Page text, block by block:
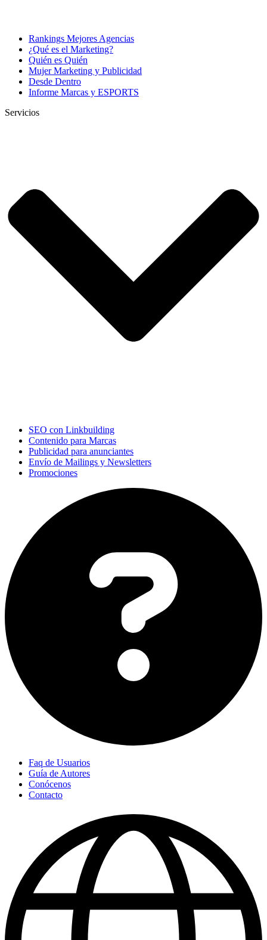
Rankings Mejores Agencias
¿Qué es el Marketing?
Quién es Quién
Mujer Marketing y Publicidad
Desde Dentro
Informe Marcas y ESPORTS
Servicios
SEO con Linkbuilding
Contenido para Marcas
Publicidad para anunciantes
Envío de Mailings y Newsletters
Promociones
Faq de Usuarios
Guía de Autores
Conócenos
Contacto